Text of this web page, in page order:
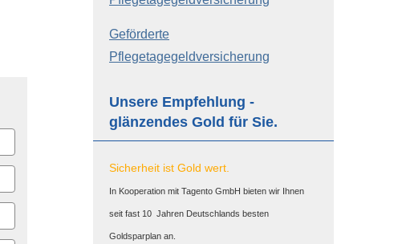
Geförderte
Pflegetagegeldversicherung
Unsere Empfehlung -
glänzendes Gold für Sie.
Sicherheit ist Gold wert.
In Kooperation mit Tagento GmbH bieten wir Ihnen
seit fast 10 Jahren Deutschlands besten
Goldsparplan an.